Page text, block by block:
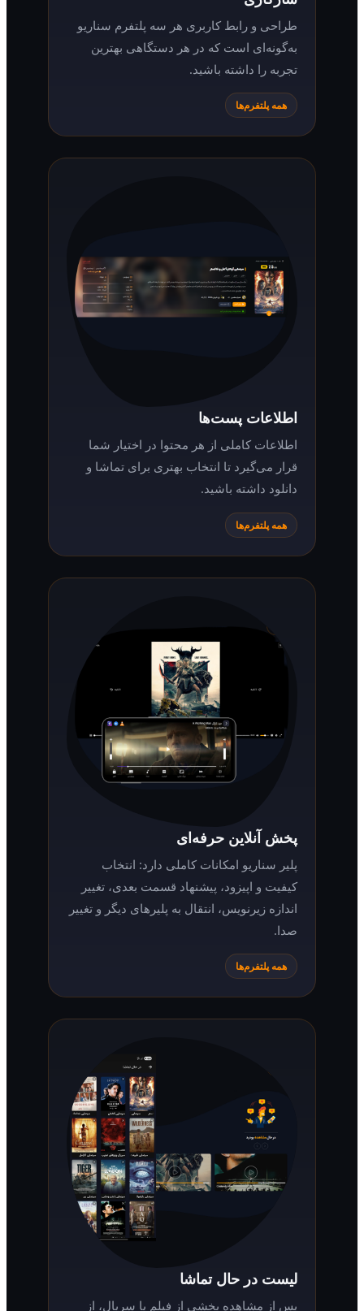
طراحی و رابط کاربری هر سه پلتفرم سناریو
به‌گونه‌ای است که در هر دستگاهی بهترین
تجربه را داشته باشید.
همه پلتفرم‌ها
اطلاعات پست‌ها
اطلاعات کاملی از هر محتوا در اختیار شما
قرار می‌گیرد تا انتخاب بهتری برای تماشا و
دانلود داشته باشید.
همه پلتفرم‌ها
پخش آنلاین حرفه‌ای
پلیر سناریو امکانات کاملی دارد: انتخاب
کیفیت و اپیزود، پیشنهاد قسمت بعدی، تغییر
اندازه زیرنویس، انتقال به پلیرهای دیگر و تغییر
همه پلتفرم‌ها
لیست در حال تماشا
پس از مشاهده بخشی از فیلم یا سریال، از